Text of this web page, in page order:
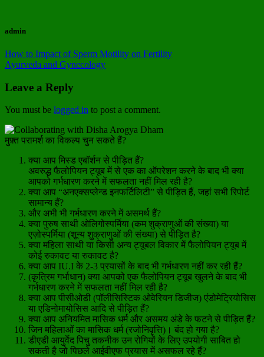
admin
How to Impact of Sperm Motility on Fertility
Ayurveda and Gynecology
Leave a Reply
You must be logged in to post a comment.
मुफ़्त परामर्श का विकल्प चुन सकते हैं?
क्या आप मिस्ड एबॉर्शन से पीड़ित हैं?
अवरुद्ध फैलोपियन ट्यूब में से एक का ऑपरेशन करने के बाद भी क्या
आपको गर्भधारण करने में सफलता नहीं मिल रही है?
क्या आप “अनएक्सप्लेन्ड इनफर्टिलिटी” से पीड़ित हैं, जहां सभी रिपोर्ट
सामान्य हैं?
और अभी भी गर्भधारण करने में असमर्थ हैं?
क्या पुरुष साथी ओलिगोस्पर्मिया (कम शुक्राणुओं की संख्या) या
एज़ोस्पर्मिया (शून्य शुक्राणुओं की संख्या) से पीड़ित है?
क्या महिला साथी या किसी अन्य ट्यूबल विकार में फैलोपियन ट्यूब में
कोई रुकावट या रुकावट है?
क्या आप IU.I के 2-3 प्रयासों के बाद भी गर्भधारण नहीं कर रही हैं?
(कृत्रिम गर्भाधान) क्या आपको एक फैलोपियन ट्यूब खुलने के बाद भी
गर्भधारण करने में सफलता नहीं मिल रही है?
क्या आप पीसीओडी (पॉलीसिस्टिक ओवेरियन डिजीज) एंडोमेट्रियोसिस
या एडिनोमायोसिस आदि से पीड़ित हैं?
क्या आप अनियमित मासिक धर्म और असमय अंडे के फटने से पीड़ित हैं?
जिन महिलाओं का मासिक धर्म (रजोनिवृत्ति)। बंद हो गया है?
डीएडी आयुर्वेद पिचु तकनीक उन रोगियों के लिए उपयोगी साबित हो
सकती है जो पिछले आईवीएफ प्रयास में असफल रहे हैं?